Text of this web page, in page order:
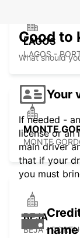
LAGOS
LAGOS -
MONTE
MONTE
BEJA
BEJA -
Good to
What should
Your
If needed -
license or an
main driver
that if your
you must